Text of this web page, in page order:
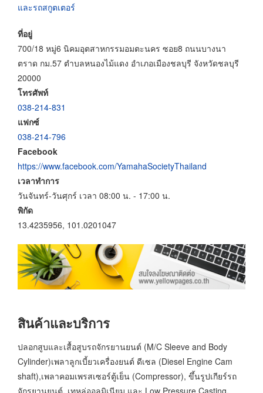
และรถสกูตเตอร์
ที่อยู่
700/18 หมู่6 นิคมอุตสาหกรรมอมตะนคร ซอย8 ถนนบางนา
ตราด กม.57 ตำบลหนองไม้แดง อำเภอเมืองชลบุรี จังหวัดชลบุรี
20000
โทรศัพท์
038-214-831
แฟกซ์
038-214-796
Facebook
https://www.facebook.com/YamahaSocietyThailand
เวลาทำการ
วันจันทร์-วันศุกร์ เวลา 08:00 น. - 17:00 น.
พิกัด
13.4235956, 101.0201047
สินค้าและบริการ
ปลอกสูบและเสื้อสูบรถจักรยานยนต์ (M/C Sleeve and Body
Cylinder)เพลาลูกเบี้ยวเครื่องยนต์ ดีเซล (Diesel Engine Cam
shaft),เพลาคอมเพรสเซอร์ตู้เย็น (Compressor), ขึ้นรูปเกียร์รถ
จักรยานยนต์, เทหล่ออลูมิเนียม และ Low Pressure Casting,